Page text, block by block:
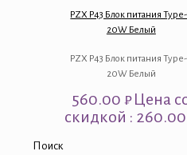
PZX P43 Блок питания
20W Белый
PZX P43 Блок питания
20W Белый
560.00₽Цена
скидкой :
Поиск